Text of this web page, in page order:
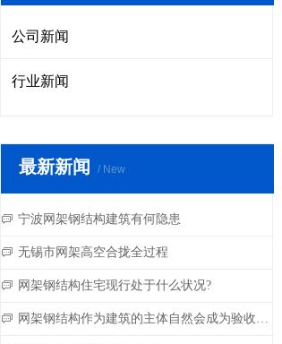
公司新闻
行业新闻
最新新闻 / New
ꀃ 宁波网架钢结构建筑有何隐患
ꀃ 无锡市网架高空合拢全过程
ꀃ 网架钢结构住宅现行处于什么状况?
ꀃ 网架钢结构作为建筑的主体自然会成为验收的重点